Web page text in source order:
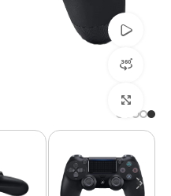
تماشای ویدئو